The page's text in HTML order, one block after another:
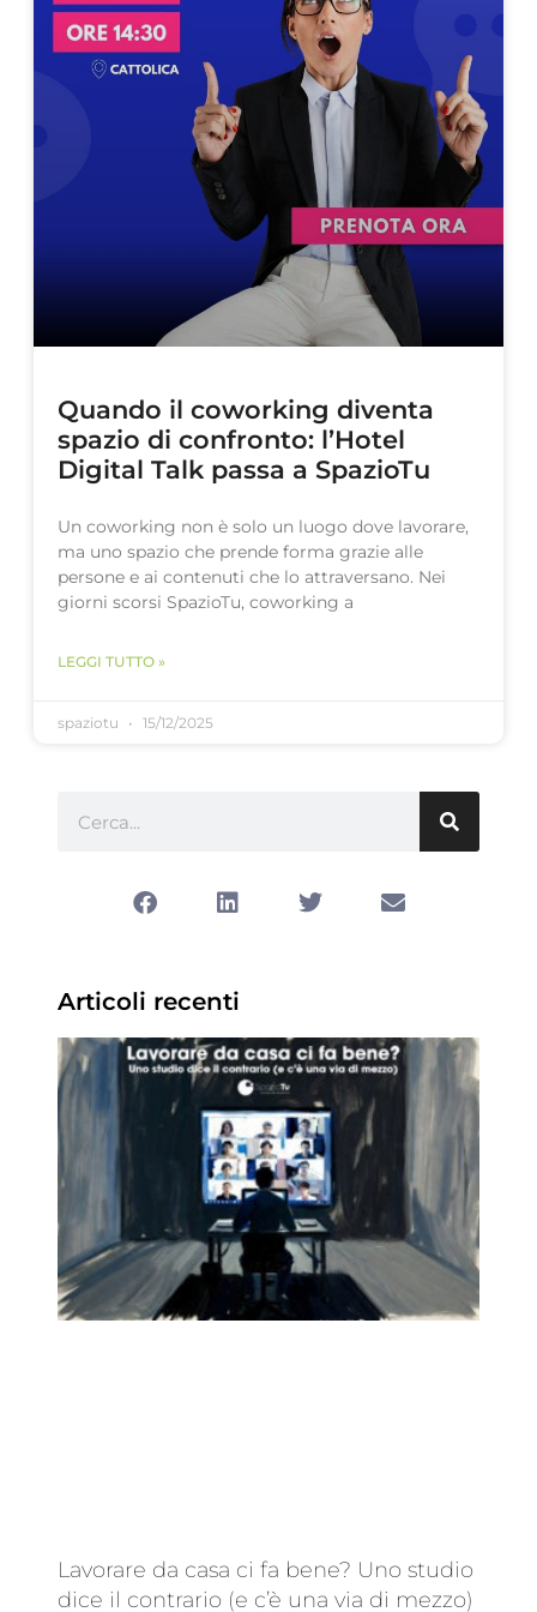
Quando il coworking diventa
spazio di confronto: l’Hotel
Digital Talk passa a SpazioTu
Un coworking non è solo un luogo dove lavorare,
ma uno spazio che prende forma grazie alle
persone e ai contenuti che lo attraversano. Nei
giorni scorsi SpazioTu, coworking a
LEGGI TUTTO »
spaziotu 15/12/2025
Articoli recenti
Lavorare da casa ci fa bene? Uno studio
dice il contrario (e c’è una via di mezzo)